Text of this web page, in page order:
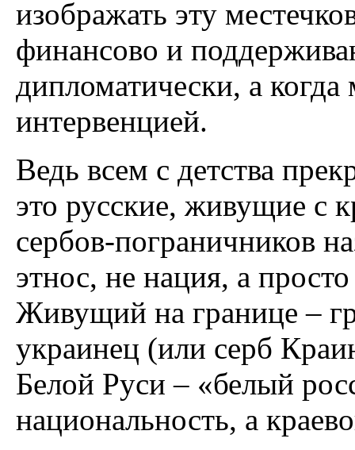
изображать эту
финансово и
дипломатически, а
интервенцией.
Ведь всем с детства
это русские, живущие с
сербов-пограничников
этнос, не нация, а
Живущий на границе –
украинец (или серб
Белой Руси – «белый
национальность, а